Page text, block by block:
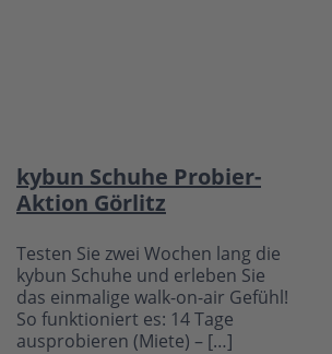
kybun Schuhe Probier-
Aktion Görlitz
Testen Sie zwei Wochen lang die
kybun Schuhe und erleben Sie
das einmalige walk-on-air Gefühl!
So funktioniert es: 14 Tage
ausprobieren (Miete) – […]